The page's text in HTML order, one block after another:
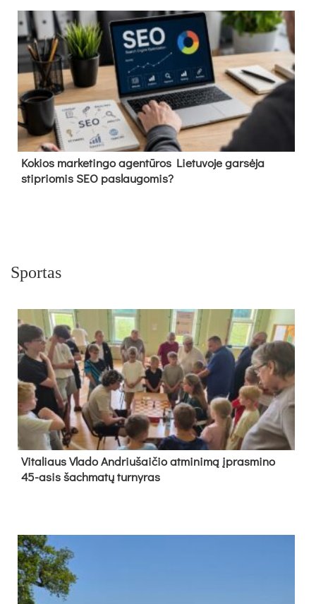
Kokios marketingo agentūros Lietuvoje garsėja
stipriomis SEO paslaugomis?
Sportas
Vi­ta­liaus Vla­do And­riu­šai­čio at­mi­ni­mą įpras­mi­no
45-asis šach­ma­tų tur­ny­ras